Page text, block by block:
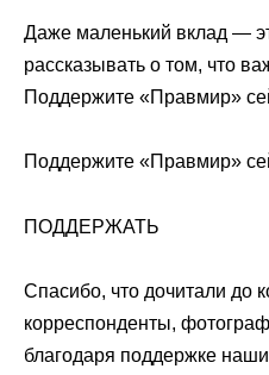
Даже маленький вклад —
рассказывать о том, что
Поддержите «Правмир»
Поддержите «Правмир»
ПОДДЕРЖАТЬ
Спасибо, что дочитали до
корреспонденты,
благодаря поддержке